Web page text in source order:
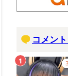
コメン
1